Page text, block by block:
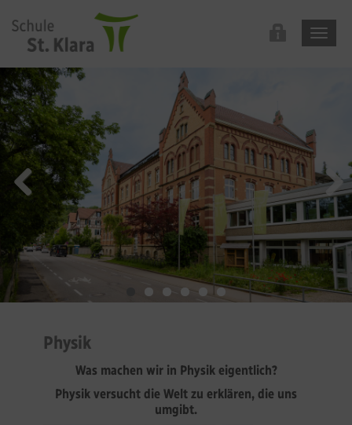
Physik
Was machen wir in Physik eigentlich?
Physik versucht die Welt zu erklären, die uns
umgibt.